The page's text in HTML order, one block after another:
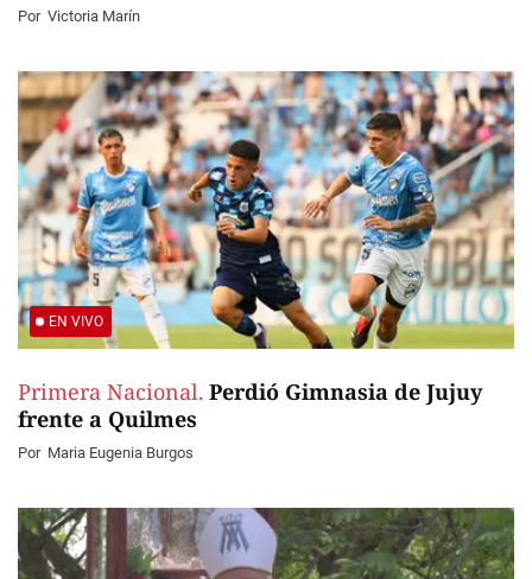
Por Victoria Marín
EN VIVO
Primera Nacional. Perdió Gimnasia de Jujuy
frente a Quilmes
Por Maria Eugenia Burgos